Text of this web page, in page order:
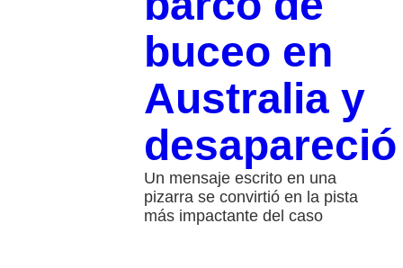
buceo en
Australia y
desapareció
Un mensaje escrito en una
pizarra se convirtió en la pista
más impactante del caso